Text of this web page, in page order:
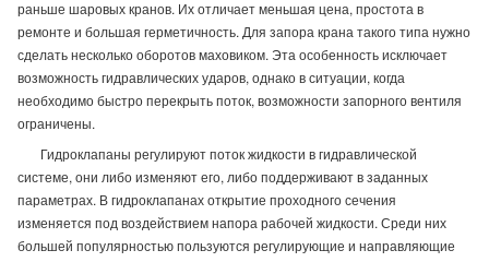
раньше шаровых кранов. Их отличает меньшая цена, простота в
ремонте и большая герметичность. Для запора крана такого типа нужно
сделать несколько оборотов маховиком. Эта особенность исключает
возможность гидравлических ударов, однако в ситуации, когда
необходимо быстро перекрыть поток, возможности запорного вентиля
ограничены.
Гидроклапаны регулируют поток жидкости в гидравлической
системе, они либо изменяют его, либо поддерживают в заданных
параметрах. В гидроклапанах открытие проходного сечения
изменяется под воздействием напора рабочей жидкости. Среди них
большей популярностью пользуются регулирующие и направляющие